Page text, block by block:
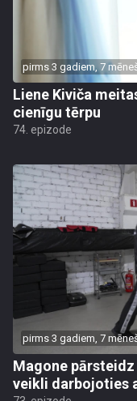
pirms 3 gadiem, 7
Liene Kiviča
cienīgu tērpu
74. epizode
pirms 3 gadiem, 7
Magone
veikli darbojoties